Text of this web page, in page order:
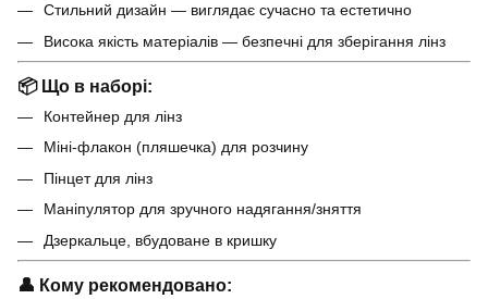
Стильний дизайн — виглядає сучасно та естетично
Висока якість матеріалів — безпечні для зберігання лінз
📦 Що в наборі:
Контейнер для лінз
Міні-флакон (пляшечка) для розчину
Пінцет для лінз
Маніпулятор для зручного надягання/зняття
Дзеркальце, вбудоване в кришку
👤 Кому рекомендовано: